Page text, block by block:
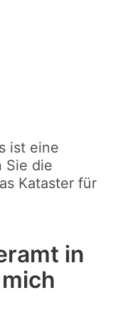
ist eine
Sie die
Kataster für
in